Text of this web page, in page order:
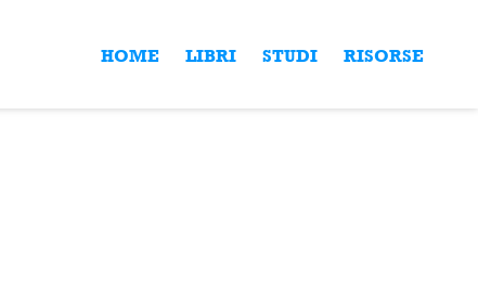
HOME LIBRI STUDI RISORSE